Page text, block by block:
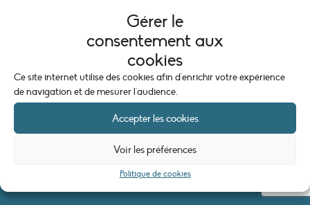
Gérer le
consentement aux
cookies
Ce site internet utilise des cookies afin d'enrichir votre expérience
de navigation et de mesurer l'audience.
Accepter les cookies
Voir les préférences
Politique de cookies
INFORMATIONS LÉGALES
Mentions légales
Politique de cookies (UE)